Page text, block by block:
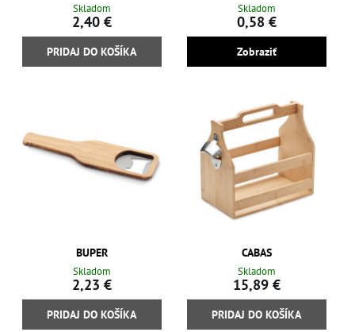
Skladom
2,40 €
PRIDAJ DO KOŠÍKA
Skladom
0,58 €
Zobraziť
BUPER
Skladom
2,23 €
PRIDAJ DO KOŠÍKA
CABAS
Skladom
15,89 €
PRIDAJ DO KOŠÍKA